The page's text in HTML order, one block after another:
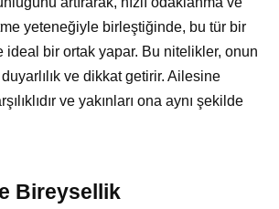
yeteneğiyle birleştiğinde, bu tür bir
ideal bir ortak yapar. Bu nitelikler, onun
ve dikkat getirir. Ailesine
ve yakınları ona aynı şekilde
Bireysellik